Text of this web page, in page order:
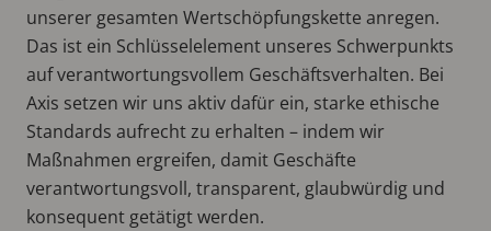
unserer gesamten Wertschöpfungskette anregen.
Das ist ein Schlüsselelement unseres Schwerpunkts
auf verantwortungsvollem Geschäftsverhalten. Bei
Axis setzen wir uns aktiv dafür ein, starke ethische
Standards aufrecht zu erhalten – indem wir
Maßnahmen ergreifen, damit Geschäfte
verantwortungsvoll, transparent, glaubwürdig und
konsequent getätigt werden.